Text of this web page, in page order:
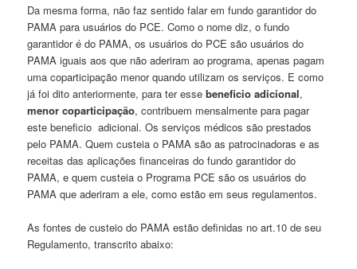
Da mesma forma, não faz sentido falar em fundo garantidor do
PAMA para usuários do PCE. Como o nome diz, o fundo
garantidor é do PAMA, os usuários do PCE são usuários do
PAMA iguais aos que não aderiram ao programa, apenas pagam
uma coparticipação menor quando utilizam os serviços. E como
já foi dito anteriormente, para ter essebeneficio adicional,
menor coparticipação, contribuem mensalmente para pagar
este beneficio adicional. Os serviços médicos são prestados
pelo PAMA. Quem custeia o PAMA são as patrocinadoras e as
receitas das aplicações financeiras do fundo garantidor do
PAMA, e quem custeia o Programa PCE são os usuários do
PAMA que aderiram a ele, como estão em seus regulamentos.
As fontes de custeio do PAMA estão definidas no art.10 de seu
Regulamento, transcrito abaixo: